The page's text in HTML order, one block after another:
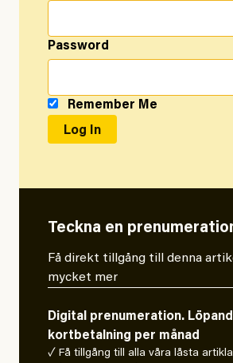
Password
Remember Me
Teckna en
Få direkt tillgång till denna
mycket mer
Digital prenumeration.
kortbetalning per månad
✓ Få tillgång till alla våra låsta